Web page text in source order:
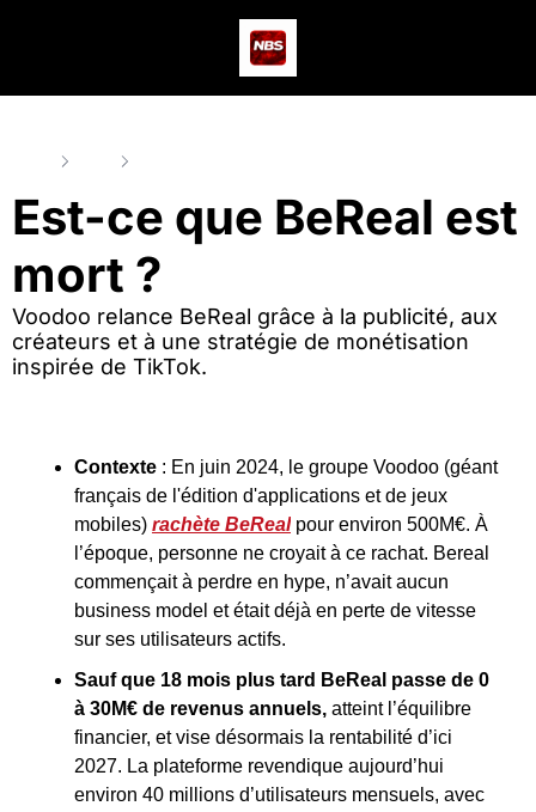
Est-ce que BeReal est
mort ?
Voodoo relance BeReal grâce à la publicité, aux
créateurs et à une stratégie de monétisation
inspirée de TikTok.
Contexte : En juin 2024, le groupe Voodoo (géant
français de l'édition d'applications et de jeux
mobiles) rachète BeReal pour environ 500M€. À
l’époque, personne ne croyait à ce rachat. Bereal
commençait à perdre en hype, n’avait aucun
business model et était déjà en perte de vitesse
sur ses utilisateurs actifs.
Sauf que 18 mois plus tard BeReal passe de 0
à 30M€ de revenus annuels, atteint l’équilibre
financier, et vise désormais la rentabilité d’ici
2027. La plateforme revendique aujourd’hui
environ 40 millions d’utilisateurs mensuels, avec